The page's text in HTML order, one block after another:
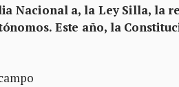
Nacional a, la Ley Silla, la
Este año, la